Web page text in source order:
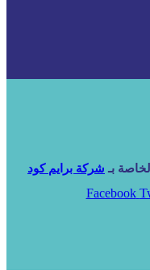
بـ شركة برايم كود
Facebook